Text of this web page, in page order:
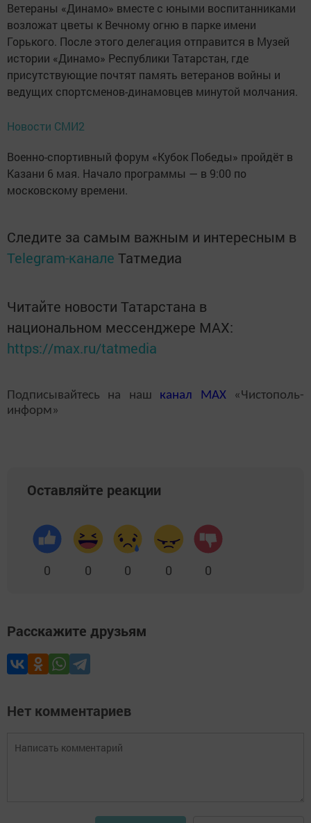
Ветераны «Динамо» вместе с юными воспитанниками
возложат цветы к Вечному огню в парке имени
Горького. После этого делегация отправится в Музей
истории «Динамо» Республики Татарстан, где
присутствующие почтят память ветеранов войны и
ведущих спортсменов-динамовцев минутой молчания.
Новости СМИ2
Военно-спортивный форум «Кубок Победы» пройдёт в
Казани 6 мая. Начало программы — в 9:00 по
московскому времени.
Следите за самым важным и интересным в
Telegram-канале Татмедиа
Читайте новости Татарстана в
национальном мессенджере MАХ:
https://max.ru/tatmedia
Подписывайтесь на наш канал MAX«Чистополь-
информ»
Оставляйте реакции
0 0 0 0 0
Расскажите друзьям
Нет комментариев